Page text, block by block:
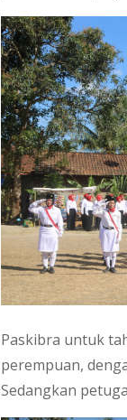
Paskibra untuk
perempuan,
Sedangkan